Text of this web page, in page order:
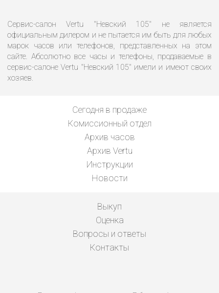
Сервис-салон Vertu "Невский 105" не является
официальным дилером и не пытается им быть для любых
марок часов или телефонов, представленных на этом
сайте. Абсолютно все часы и телефоны, продаваемые в
сервис-салоне Vertu "Невский 105" имели и имеют своих
хозяев.
Сегодня в продаже
Комиссионный отдел
Архив часов
Архив Vertu
Инструкции
Новости
Выкуп
Оценка
Вопросы и ответы
Контакты